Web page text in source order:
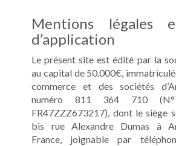
Mentions légales
d’application
Le présent site est édité par la
au capital de 50.000€,
commerce et des sociétés
numéro 811 364 710
FR47ZZZ673217), dont le siège
bis rue Alexandre Dumas à
France, joignable par